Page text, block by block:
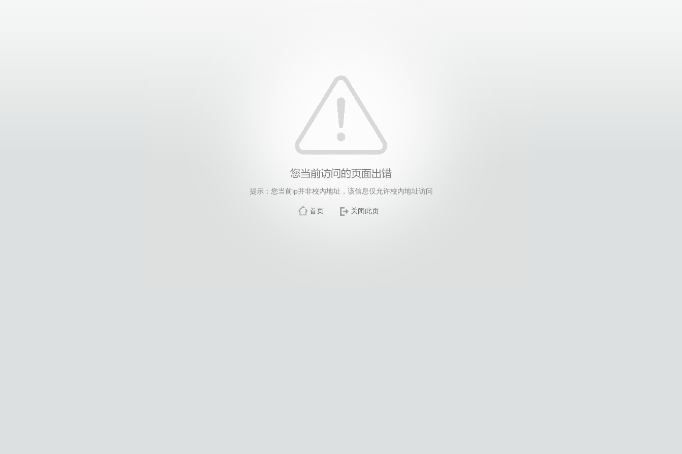
提示：您当前ip并非校内地址，该信息仅允许校内地址访问
首页 关闭此页